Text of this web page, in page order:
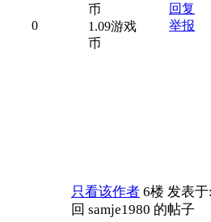
币
0
1.09游戏
币
回复
举报
只看该作者 6楼 发表于
回 samje1980 的帖子